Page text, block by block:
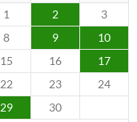
1 2
3
8 9
10
15 16
17
22 23
24
29 30